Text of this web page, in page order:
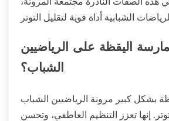
اليقظة على الرياضيين
الشباب؟
بشكل كبير مرونة الرياضيين الشباب
إنها تعزز التنظيم العاطفي، وتحسن